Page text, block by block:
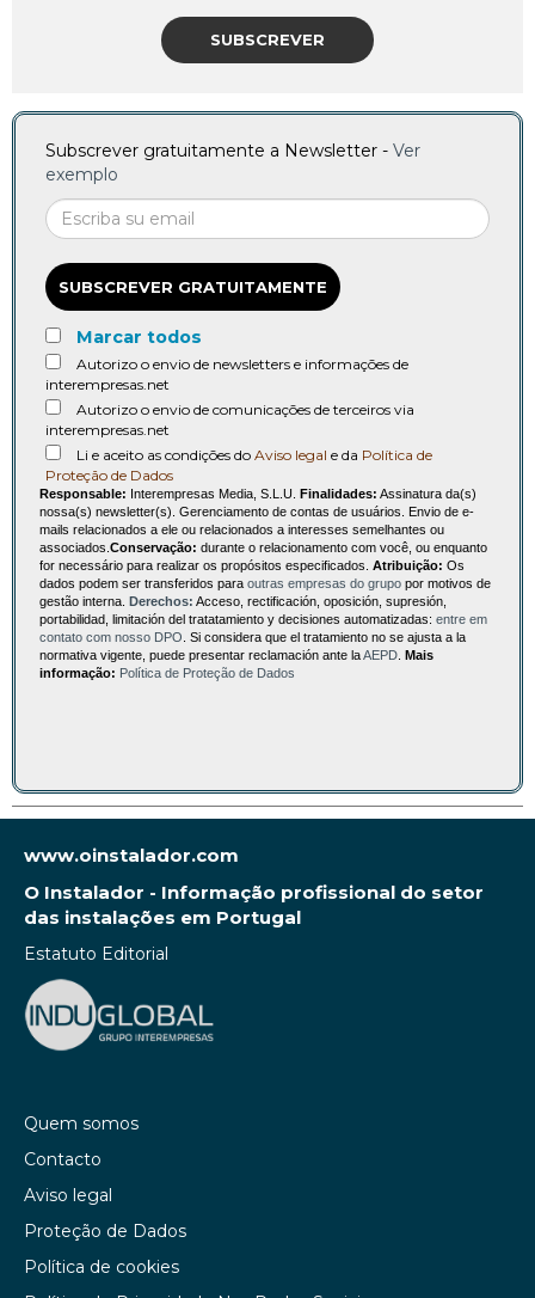
SUBSCREVER
Subscrever gratuitamente a Newsletter - Ver
exemplo
SUBSCREVER GRATUITAMENTE
Marcar todos
Autorizo o envio de newsletters e informações de
interempresas.net
Autorizo o envio de comunicações de terceiros via
interempresas.net
Li e aceito as condições do Aviso legal e da Política de
Proteção de Dados
Responsable: Interempresas Media, S.L.U. Finalidades: Assinatura da(s)
nossa(s) newsletter(s). Gerenciamento de contas de usuários. Envio de e-
mails relacionados a ele ou relacionados a interesses semelhantes ou
associados. Conservação: durante o relacionamento com você, ou enquanto
for necessário para realizar os propósitos especificados. Atribuição: Os
dados podem ser transferidos para outras empresas do grupo por motivos de
gestão interna.
Derechos: Acceso, rectificación, oposición, supresión,
portabilidad, limitación del tratatamiento y decisiones automatizadas: entre em
contato com nosso DPO . Si considera que el tratamiento no se ajusta a la
normativa vigente, puede presentar reclamación ante laAEPD
Mais
informação: Política de Proteção de Dados
www.oinstalador.com
O Instalador - Informação profissional do setor
das instalações em Portugal
Estatuto Editorial
Quem somos
Contacto
Aviso legal
Proteção de Dados
Política de cookies